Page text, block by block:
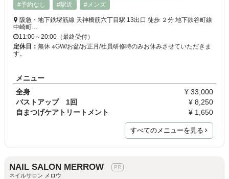
#予約なし
#駅近 #メンズ
阪急・地下鉄堺筋線 天神橋筋六丁目駅 13出口 徒歩 ２分 地下鉄谷町線
中崎町…
11:00～20:00（最終受付）
定休日： 無休 ※GW/お盆/お正月/社員研修時のみお休みさせていただきま
す。
メニュー
全身
¥ 33,000
バストアップ 1回
¥ 8,250
自まつげケアトリートメント
¥ 1,650
すべてのメニューを見る
NAIL SALON MERROW
ネイルサロン メロウ